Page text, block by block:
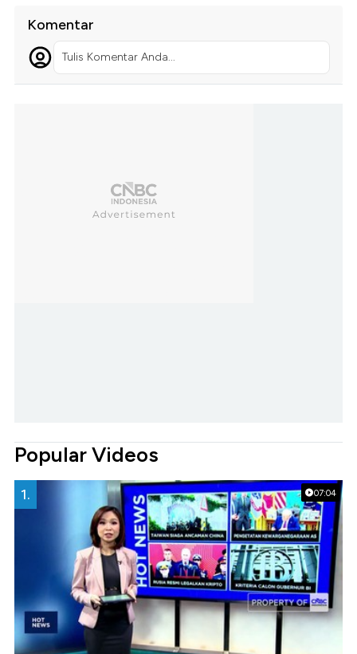
Komentar
Tulis Komentar Anda...
Popular Videos
07:04
1.